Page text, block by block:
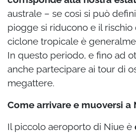
australe – se così si può
piogge si riducono e il rischio
ciclone tropicale è
In questo periodo, e fino ad
anche partecipare ai tour di
megattere.
Come arrivare e muoversi a
Il piccolo aeroporto di Niue è